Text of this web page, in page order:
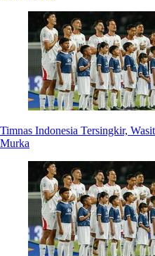
Timnas Indonesia Tersingkir,
Murka